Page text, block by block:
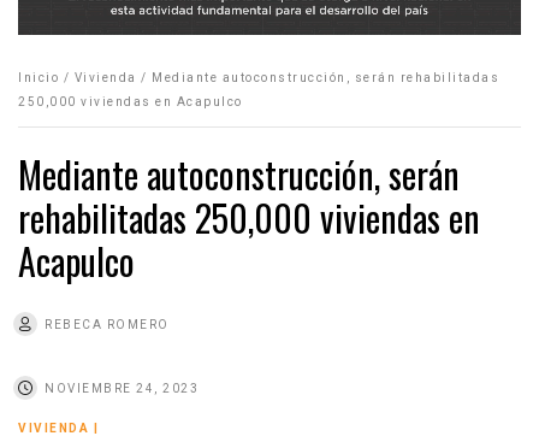
Inicio / Vivienda /
Mediante autoconstrucción, serán rehabilitadas
250,000 viviendas en Acapulco
Mediante autoconstrucción, serán
rehabilitadas 250,000 viviendas en
Acapulco
REBECA ROMERO
NOVIEMBRE 24, 2023
VIVIENDA